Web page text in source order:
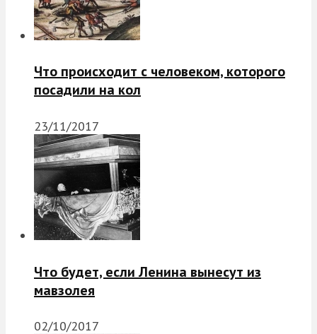
Что происходит с человеком, которого
посадили на кол
23/11/2017
Что будет, если Ленина вынесут из
мавзолея
02/10/2017